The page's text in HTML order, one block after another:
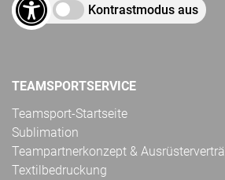
Kontrastmodus aus
TEAMSPORTSERVICE
Teamsport-Startseite
Sublimation
Teampartnerkonzept &
Textilbedruckung